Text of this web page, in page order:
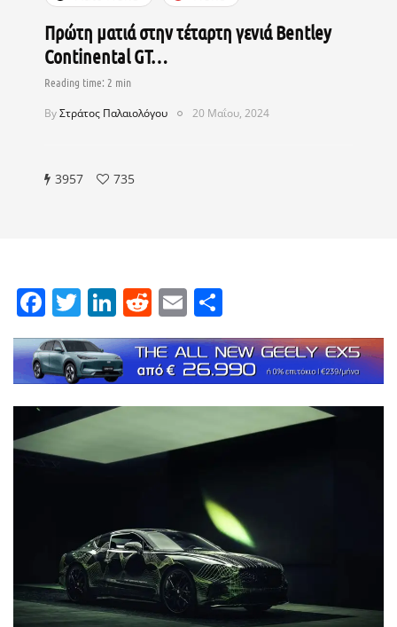
Πρώτη ματιά στην τέταρτη γενιά Bentley
Continental GT…
ByΣτράτος Παλαιολόγου 20 Μαΐου, 2024
3957 735
Facebook
Twitter
LinkedIn
Reddit
Email